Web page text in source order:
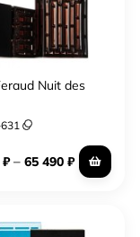
Nuit des
631
₽– 65 490 ₽